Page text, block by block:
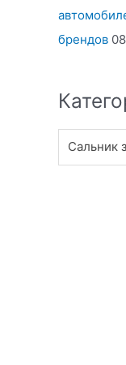
брендов
Сальник